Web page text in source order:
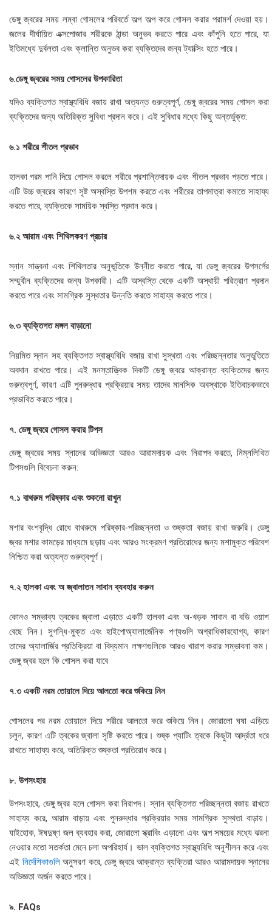
ডেঙ্গু জ্বরের সময় লম্বা গোসলের পরিবর্তে অল্প অল্প করে গোসল করার পরামর্শ দেওয়া হয়।
জলের দীর্ঘায়িত এক্সপোজার শরীরকে ঠান্ডা অনুভব করতে পারে এবং কাঁপুনি হতে পারে, যা
ইতিমধ্যে দুর্বলতা এবং ক্লান্তি অনুভব করা ব্যক্তিদের জন্য ট্যাক্সিং হতে পারে।
৬.ডেঙ্গু জ্বরের সময় গোসলের উপকারিতা
যদিও ব্যক্তিগত স্বাস্থ্যবিধি বজায় রাখা অত্যন্ত গুরুত্বপূর্ণ, ডেঙ্গু জ্বরের সময় গোসল করা
ব্যক্তিদের জন্য অতিরিক্ত সুবিধা প্রদান করে। এই সুবিধার মধ্যে কিছু অন্তর্ভুক্ত:
৬.১ শরীরে শীতল প্রভাব
হালকা গরম পানি দিয়ে গোসল করলে শরীরে প্রশান্তিদায়ক এবং শীতল প্রভাব পড়তে পারে।
এটি উচ্চ জ্বরের কারণে সৃষ্ট অস্বস্তি উপশম করতে এবং শরীরের তাপমাত্রা কমাতে সাহায্য
করতে পারে, ব্যক্তিকে সাময়িক স্বস্তি প্রদান করে।
৬.২ আরাম এবং শিথিলকরণ প্রচার
স্নান সান্ত্বনা এবং শিথিলতার অনুভূতিকে উন্নীত করতে পারে, যা ডেঙ্গু জ্বরের উপসর্গের
সম্মুখীন ব্যক্তিদের জন্য উপকারী। এটি অস্বস্তি থেকে একটি অস্থায়ী পরিত্রাণ প্রদান
করতে পারে এবং সামগ্রিক সুস্থতার উন্নতি করতে সাহায্য করতে পারে।
৬.৩ ব্যক্তিগত মঙ্গল বাড়ানো
নিয়মিত স্নান সহ ব্যক্তিগত স্বাস্থ্যবিধি বজায় রাখা সুস্থতা এবং পরিচ্ছন্নতার অনুভূতিতে
অবদান রাখতে পারে। এই মনস্তাত্ত্বিক দিকটি ডেঙ্গু জ্বরে আক্রান্ত ব্যক্তিদের জন্য
গুরুত্বপূর্ণ, কারণ এটি পুনরুদ্ধার প্রক্রিয়ার সময় তাদের মানসিক অবস্থাকে ইতিবাচকভাবে
প্রভাবিত করতে পারে।
৭. ডেঙ্গু জ্বরে গোসল করার টিপস
ডেঙ্গু জ্বরের সময় স্নানের অভিজ্ঞতা আরও আরামদায়ক এবং নিরাপদ করতে, নিম্নলিখিত
টিপসগুলি বিবেচনা করুন:
৭.১ বাথরুম পরিষ্কার এবং শুকনো রাখুন
মশার বংশবৃদ্ধি রোধে বাথরুমে পরিষ্কার-পরিচ্ছন্নতা ও শুষ্কতা বজায় রাখা জরুরি। ডেঙ্গু
জ্বর মশার কামড়ের মাধ্যমে ছড়ায় এবং আরও সংক্রমণ প্রতিরোধের জন্য মশামুক্ত পরিবেশ
নিশ্চিত করা অত্যন্ত গুরুত্বপূর্ণ।
৭.২ হালকা এবং অ জ্বালাতন সাবান ব্যবহার করুন
কোনও সম্ভাব্য ত্বকের জ্বালা এড়াতে একটি হালকা এবং অ-খড়ক সাবান বা বডি ওয়াশ
বেছে নিন। সুগন্ধি-মুক্ত এবং হাইপোঅ্যালার্জেনিক পণ্যগুলি অগ্রাধিকারযোগ্য, কারণ
তাদের অ্যালার্জির প্রতিক্রিয়া বা বিদ্যমান লক্ষণগুলিকে আরও খারাপ করার সম্ভাবনা কম।
ডেঙ্গু জ্বর হলে কি গোসল করা যাবে
৭.৩ একটি নরম তোয়ালে দিয়ে আলতো করে শুকিয়ে নিন
গোসলের পর নরম তোয়ালে দিয়ে শরীরে আলতো করে শুকিয়ে নিন। জোরালো ঘষা এড়িয়ে
চলুন, কারণ এটি ত্বকের জ্বালা সৃষ্টি করতে পারে। শুষ্ক প্যাটিং ত্বকে কিছুটা আর্দ্রতা ধরে
রাখতে সাহায্য করে, অতিরিক্ত শুষ্কতা প্রতিরোধ করে।
৮. উপসংহার
উপসংহারে, ডেঙ্গু জ্বর হলে গোসল করা নিরাপদ। স্নান ব্যক্তিগত পরিচ্ছন্নতা বজায় রাখতে
সাহায্য করে, আরাম বাড়ায় এবং পুনরুদ্ধার প্রক্রিয়ার সময় সামগ্রিক সুস্থতা বাড়ায়।
যাইহোক, ঈষদুষ্ণ জল ব্যবহার করা, জোরালো স্ক্রাবিং এড়ানো এবং অল্প সময়ের মধ্যে ঝরনা
নেওয়ার মতো সতর্কতা মেনে চলা অপরিহার্য। ভাল ব্যক্তিগত স্বাস্থ্যবিধি অনুশীলন করে এবং
এই নির্দেশিকাগুলিঅনুসরণ করে, ডেঙ্গু জ্বরে আক্রান্ত ব্যক্তিরা আরও আরামদায়ক স্নানের
অভিজ্ঞতা অর্জন করতে পারে।
৯. FAQs